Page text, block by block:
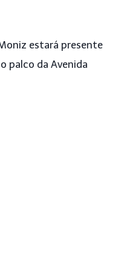
estará presente
palco da Avenida